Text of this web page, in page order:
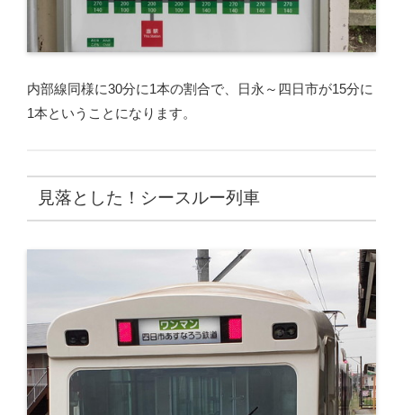
内部線同様に30分に1本の割合で、日永～四日市が15分に
1本ということになります。
見落とした！シースルー列車